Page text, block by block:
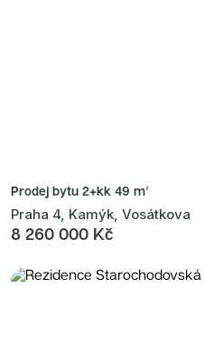
Prodej bytu 2+kk 49 m²
Praha 4, Kamýk, Vosátkova
8 260 000 Kč